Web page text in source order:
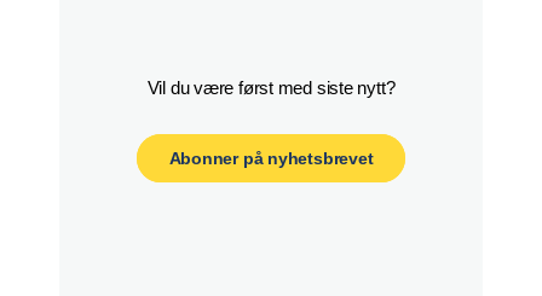
Vil du være først med siste nytt?
Abonner på nyhetsbrevet